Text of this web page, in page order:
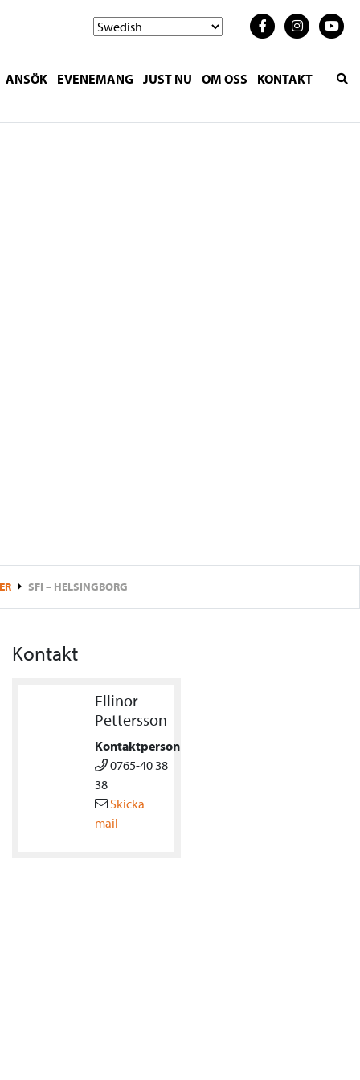
ANSÖK EVENEMANG JUST NU OM OSS KONTAKT
SFI – HELSINGBORG
Kontakt
Ellinor
Pettersson
Kontaktperson
0765-40 38
38
Skicka
mail